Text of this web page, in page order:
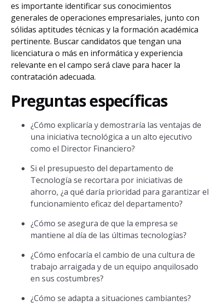
es importante identificar sus conocimientos
generales de operaciones empresariales, junto con
sólidas aptitudes técnicas y la formación académica
pertinente. Buscar candidatos que tengan una
licenciatura o más en informática y experiencia
relevante en el campo será clave para hacer la
contratación adecuada.
Preguntas específicas
¿Cómo explicaría y demostraría las ventajas de
una iniciativa tecnológica a un alto ejecutivo
como el Director Financiero?
Si el presupuesto del departamento de
Tecnología se recortara por iniciativas de
ahorro, ¿a qué daría prioridad para garantizar el
funcionamiento eficaz del departamento?
¿Cómo se asegura de que la empresa se
mantiene al día de las últimas tecnologías?
¿Cómo enfocaría el cambio de una cultura de
trabajo arraigada y de un equipo anquilosado
en sus costumbres?
¿Cómo se adapta a situaciones cambiantes?